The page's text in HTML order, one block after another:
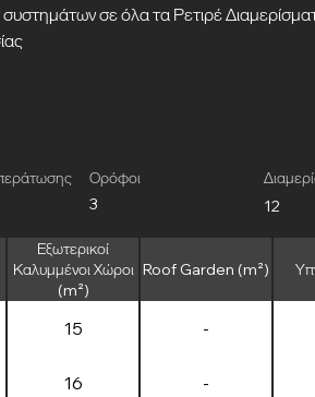
σε όλα τα Ρετιρέ
Ορόφοι
3 12
Εξωτερικοί
Καλυμμένοι Χώροι
(m²)
Roof Garden (m²)
15 -
16 -